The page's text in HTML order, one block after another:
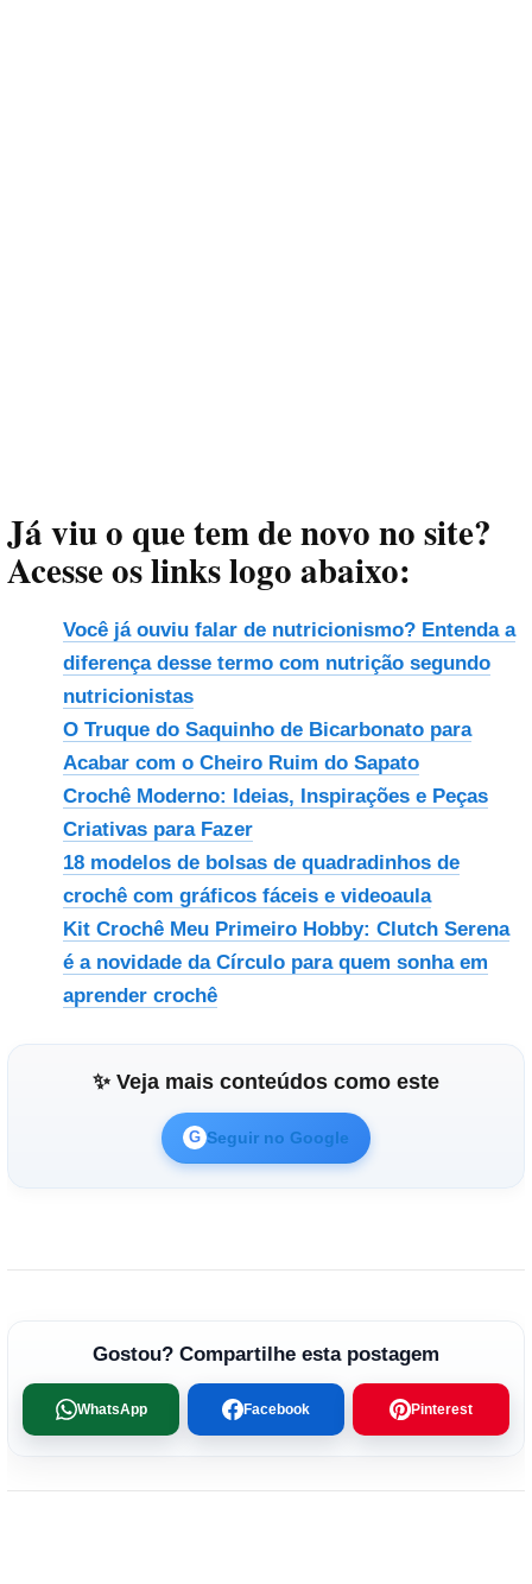
Já viu o que tem de novo no site?
Acesse os links logo abaixo:
Você já ouviu falar de nutricionismo? Entenda a
diferença desse termo com nutrição segundo
nutricionistas
O Truque do Saquinho de Bicarbonato para
Acabar com o Cheiro Ruim do Sapato
Crochê Moderno: Ideias, Inspirações e Peças
Criativas para Fazer
18 modelos de bolsas de quadradinhos de
crochê com gráficos fáceis e videoaula
Kit Crochê Meu Primeiro Hobby: Clutch Serena
é a novidade da Círculo para quem sonha em
aprender crochê
✨ Veja mais conteúdos como este
G Seguir no Google
Gostou? Compartilhe esta postagem
WhatsApp Facebook Pinterest